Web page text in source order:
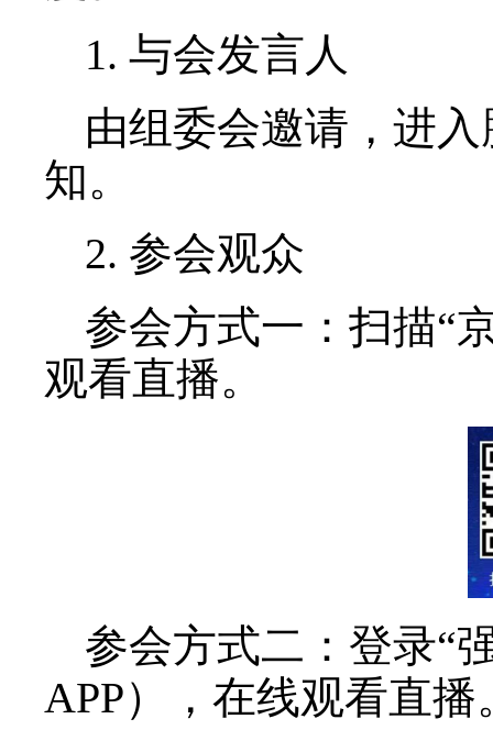
1. 会议特邀国内外
2. 社会性科学议题
3. 北京师范大学基
4. 北京师范大学继
位；
5. 相关高校师生、
请参会者遵守国家